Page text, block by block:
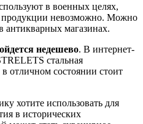
в военных целях,
продукции невозможно. Можно
антикварных магазинах.
недешево. В интернет-
стальная
отличном состоянии стоит
хотите использовать для
в исторических